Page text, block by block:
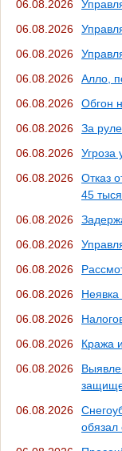
06.08.2026
06.08.2026
06.08.2026
06.08.2026
Алло,
06.08.2026
Обгон
06.08.2026
За
06.08.2026
Угроза
06.08.2026
Отказ
45
06.08.2026
06.08.2026
06.08.2026
06.08.2026
06.08.2026
06.08.2026
Кража
06.08.2026
06.08.2026
обязал